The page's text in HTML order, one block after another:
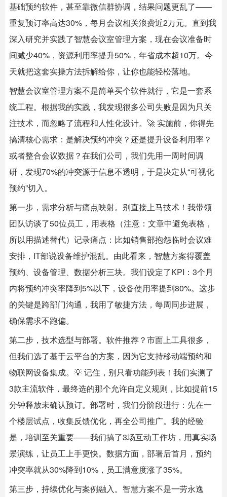
基础预约软件，甚至靠微信群协调，结果问题更乱了——
重复预订率高达30%，每月会议相关浪费近2万元。直到我
深入研究并实践了智慧会议室管理方案，现在会议准备时
间减少40%，资源利用率提升50%，年省成本超10万。今
天就把这套实操方法拆解给你，让你也能轻松落地。
智慧会议室管理方案不是简单买个软件就行，它是一套系
统工程。根据我的实践，我发现很多公司失败是因为只关
注技术，而忽略了流程和人性化设计。🚀 实施前，你得先
搞清核心需求：是解决预约冲突？还是提升设备利用率？
或者整合会议数据？在我们公司，我们先用一周时间调
研，发现70%的冲突源于信息不透明，于是决定从“可视化
预约”切入。
第一步，需求分析与痛点映射。别直接上马技术！我带领
团队访谈了50位员工，用表格（注意：文章中避免表格，
所以用描述替代）记录痛点：比如销售部抱怨临时会议难
安排，IT部说设备维护混乱。由此看来，智慧方案得覆盖
预约、设备管理、数据分析三块。我们设定了KPI：3个月
内将预约冲突率降到5%以下，设备使用率提到80%。这步
的关键是跨部门沟通，我用了敏捷方法，每周同步进展，
确保需求不跑偏。
第二步，技术选型与部署。软件推荐？市面上工具很多，
但我们选了基于云平台的方案，因为它支持移动端预约和
物联网设备集成。💡 记住，别只看功能列表！我们实测了
3款主流软件，最终选的那个允许自定义规则，比如提前15
分钟释放未确认预订。部署时，我们分阶段进行：先在一
个楼层试点，收集反馈优化，再全公司推广。我的经验
是，培训至关重要——我们搞了3场互动工作坊，用真实场
景演练，让员工上手更快。数据方面，部署后首月，预约
冲突率就从30%降到10%，员工满意度涨了35%。
第三步，持续优化与案例融入。智慧方案不是一劳永逸